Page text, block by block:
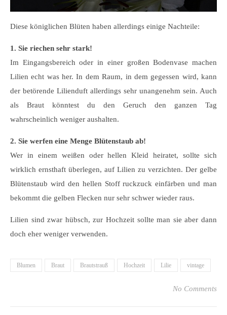
Diese königlichen Blüten haben allerdings einige Nachteile:
1. Sie riechen sehr stark!
Im Eingangsbereich oder in einer großen Bodenvase machen
Lilien echt was her. In dem Raum, in dem gegessen wird, kann
der betörende Lilienduft allerdings sehr unangenehm sein. Auch
als Braut könntest du den Geruch den ganzen Tag
wahrscheinlich weniger aushalten.
2. Sie werfen eine Menge Blütenstaub ab!
Wer in einem weißen oder hellen Kleid heiratet, sollte sich
wirklich ernsthaft überlegen, auf Lilien zu verzichten. Der gelbe
Blütenstaub wird den hellen Stoff ruckzuck einfärben und man
bekommt die gelben Flecken nur sehr schwer wieder raus.
Lilien sind zwar hübsch, zur Hochzeit sollte man sie aber dann
doch eher weniger verwenden.
Blumen Braut Brautstrauß Hochzeit Lilie vintage
No Comments